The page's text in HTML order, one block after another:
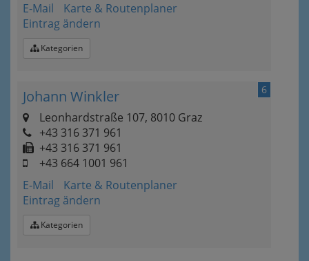
E-Mail
Karte & Routenplaner
Eintrag ändern
Kategorien
6
Johann Winkler
Leonhardstraße 107, 8010 Graz
+43 316 371 961
+43 316 371 961
+43 664 1001 961
E-Mail
Karte & Routenplaner
Eintrag ändern
Kategorien